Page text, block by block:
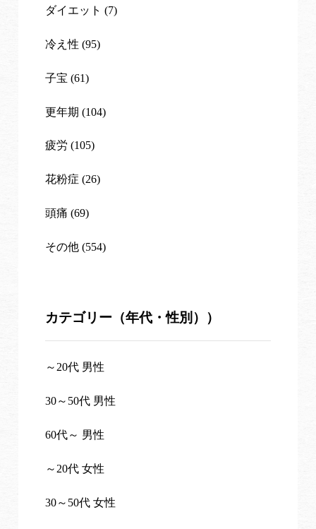
ダイエット (7)
冷え性 (95)
子宝 (61)
更年期 (104)
疲労 (105)
花粉症 (26)
頭痛 (69)
その他 (554)
カテゴリー（年代・性別））
～20代 男性
30～50代 男性
60代～ 男性
～20代 女性
30～50代 女性